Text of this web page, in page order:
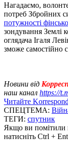
Нагадаємо,
потреб Збройних
потужності
зондування Землі
оглядача Ігаля
зможе самостійно
Новини від
наш канал https://
Читайте
СПЕЦТЕМА:
ТЕГИ: спутник
Якщо ви помітили
натисніть Ctrl +